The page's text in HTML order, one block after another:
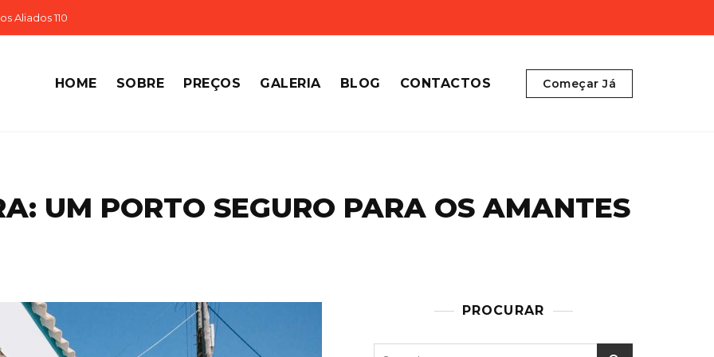
Aliados 110
HOME SOBRE PREÇOS GALERIA BLOG CONTACTOS Começar Já
UM PORTO SEGURO PARA OS AMANTES
PROCURAR